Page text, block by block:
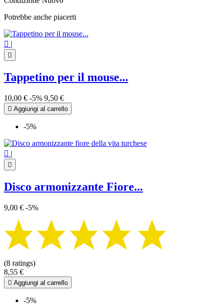
Potrebbe anche piacerti
 |

Tappetino per il mouse...
10,00 € -5% 9,50 €
 Aggiungi al carrello
-5%
 |

Disco armonizzante Fiore...
9,00 € -5%
(8 ratings)
8,55 €
 Aggiungi al carrello
-5%